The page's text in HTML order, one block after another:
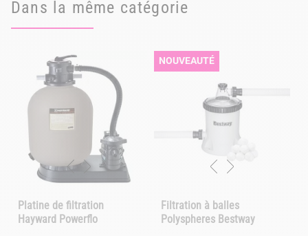
Dans la même catégorie
Platine de filtration
Hayward Powerflo
NOUVEAUTÉ
Filtration à balles
Polyspheres Bestway